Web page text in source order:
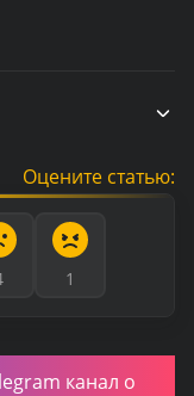
Оцените статью:
1
канал о